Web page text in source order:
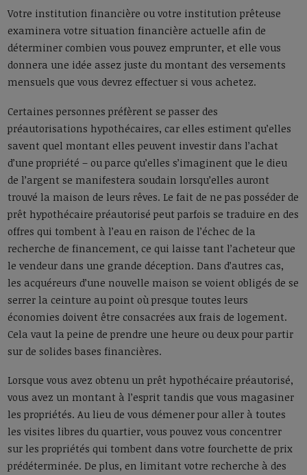
Votre institution financière ou votre institution prêteuse
examinera votre situation financière actuelle afin de
déterminer combien vous pouvez emprunter, et elle vous
donnera une idée assez juste du montant des versements
mensuels que vous devrez effectuer si vous achetez.
Certaines personnes préfèrent se passer des
préautorisations hypothécaires, car elles estiment qu’elles
savent quel montant elles peuvent investir dans l’achat
d’une propriété – ou parce qu’elles s’imaginent que le dieu
de l’argent se manifestera soudain lorsqu’elles auront
trouvé la maison de leurs rêves. Le fait de ne pas posséder de
prêt hypothécaire préautorisé peut parfois se traduire en des
offres qui tombent à l’eau en raison de l’échec de la
recherche de financement, ce qui laisse tant l’acheteur que
le vendeur dans une grande déception. Dans d’autres cas,
les acquéreurs d’une nouvelle maison se voient obligés de se
serrer la ceinture au point où presque toutes leurs
économies doivent être consacrées aux frais de logement.
Cela vaut la peine de prendre une heure ou deux pour partir
sur de solides bases financières.
Lorsque vous avez obtenu un prêt hypothécaire préautorisé,
vous avez un montant à l’esprit tandis que vous magasiner
les propriétés. Au lieu de vous démener pour aller à toutes
les visites libres du quartier, vous pouvez vous concentrer
sur les propriétés qui tombent dans votre fourchette de prix
prédéterminée. De plus, en limitant votre recherche à des